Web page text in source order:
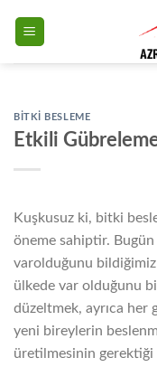
BITKI BESLEME
Etkili
Kuşkusuz ki, bitki
öneme sahiptir.
varolduğunu bildiğimiz
ülkede var olduğunu
düzeltmek, ayrıca her
yeni bireylerin
üretilmesinin gerektiği